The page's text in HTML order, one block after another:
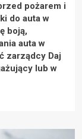
pożarem i
do auta w
boją,
auta w
zarządcy Daj
lub w